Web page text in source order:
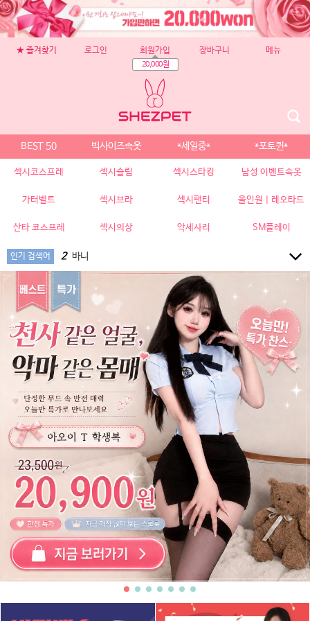
★ 즐겨찾기 로그인 회원가입
20,000원
장바구니 메뉴
BEST 50 빅사이즈속옷 *세일중* *포토퀸*
섹시코스프레 섹시슬립 섹시스타킹 남성 이벤트속옷
가터벨트 섹시브라 섹시팬티 올인원 | 레오타드
산타 코스프레 섹시의상 악세사리 SM플레이
인기 검색어
1
3 바디슈트
4 19520
5 교복
6 원피스
8 스타킹
레이스
10 치파오
1 망사